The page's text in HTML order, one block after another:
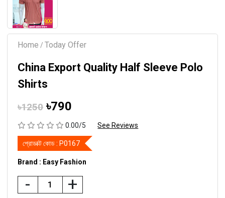
Home / Today Offer
China Export Quality Half Sleeve Polo
Shirts
৳1250৳790
0.00/5 See Reviews
প্রোডাক্ট কোড : P0167
Brand : Easy Fashion
- +